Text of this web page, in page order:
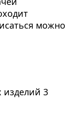
можно
изделий 3